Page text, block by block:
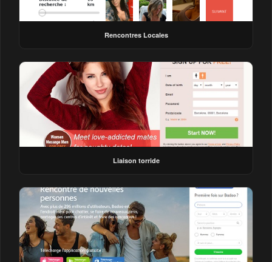
Rencontres Locales
Liaison torride